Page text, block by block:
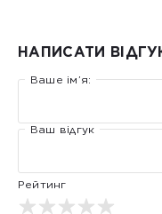
НАПИСАТИ
Ваше ім’я:
Ваш відгук
Рейтинг